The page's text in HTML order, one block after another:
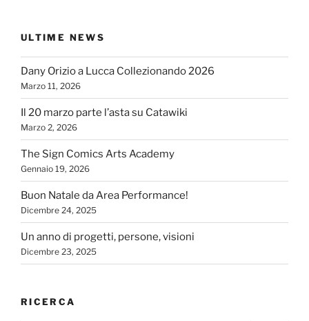
ULTIME NEWS
Dany Orizio a Lucca Collezionando 2026
Marzo 11, 2026
Il 20 marzo parte l’asta su Catawiki
Marzo 2, 2026
The Sign Comics Arts Academy
Gennaio 19, 2026
Buon Natale da Area Performance!
Dicembre 24, 2025
Un anno di progetti, persone, visioni
Dicembre 23, 2025
RICERCA